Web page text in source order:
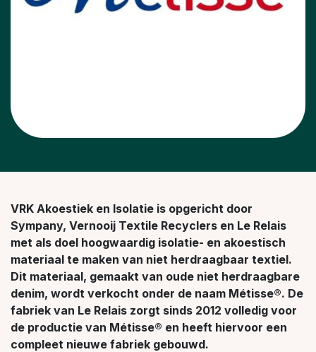
VRK Akoestiek en Isolatie is opgericht door
Sympany, Vernooij Textile Recyclers en Le Relais
met als doel hoogwaardig isolatie- en akoestisch
materiaal te maken van niet herdraagbaar textiel.
Dit materiaal, gemaakt van oude niet herdraagbare
denim, wordt verkocht onder de naam Métisse®. De
fabriek van Le Relais zorgt sinds 2012 volledig voor
de productie van Métisse® en heeft hiervoor een
compleet nieuwe fabriek gebouwd.